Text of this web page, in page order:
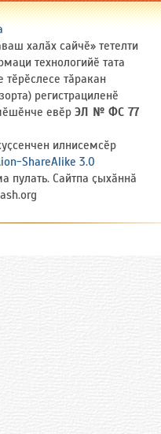
халӑх сайчӗ» тетелти
технологийӗ тата
тӑракан
регистрациленӗ
евӗр ЭЛ № ФС 77
илнисемсӗр
ShareAlike 3.0
пулать. Сайтпа ҫыхӑннӑ